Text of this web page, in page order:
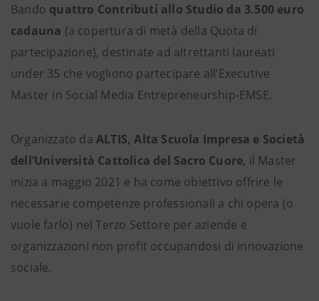
Bando quattro Contributi allo Studio da 3.500 euro
cadauna (a copertura di metà della Quota di
partecipazione), destinate ad altrettanti laureati
under 35 che vogliono partecipare all’Executive
Master in Social Media Entrepreneurship-EMSE.
Organizzato da ALTIS, Alta Scuola Impresa e Società
dell’Università Cattolica del Sacro Cuore, il Master
inizia a maggio 2021 e ha come obiettivo offrire le
necessarie competenze professionali a chi opera (o
vuole farlo) nel Terzo Settore per aziende e
organizzazioni non profit occupandosi di innovazione
sociale.